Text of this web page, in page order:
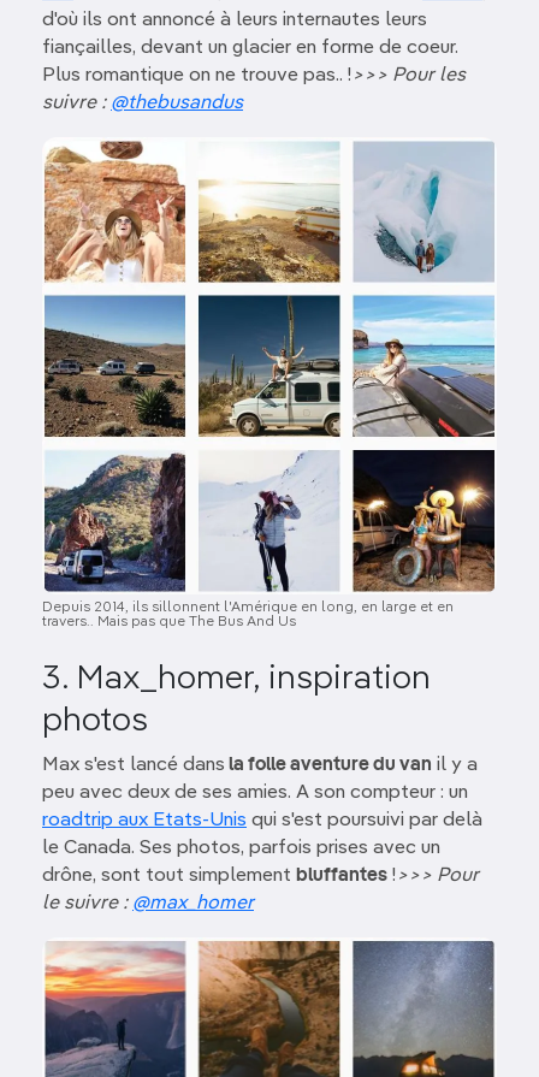
d'où ils ont annoncé à leurs internautes leurs
fiançailles, devant un glacier en forme de coeur.
Plus romantique on ne trouve pas.. ! >>> Pour les
suivre : @thebusandus
Image
Depuis 2014, ils sillonnent l'Amérique en long, en large et en
travers.. Mais pas que The Bus And Us
3. Max_homer, inspiration
photos
Max s'est lancé dans la folle aventure du van il y a
peu avec deux de ses amies. A son compteur : un
roadtrip aux Etats-Unis qui s'est poursuivi par delà
le Canada. Ses photos, parfois prises avec un
drône, sont tout simplement bluffantes ! >>> Pour
le suivre : @max_homer
Image